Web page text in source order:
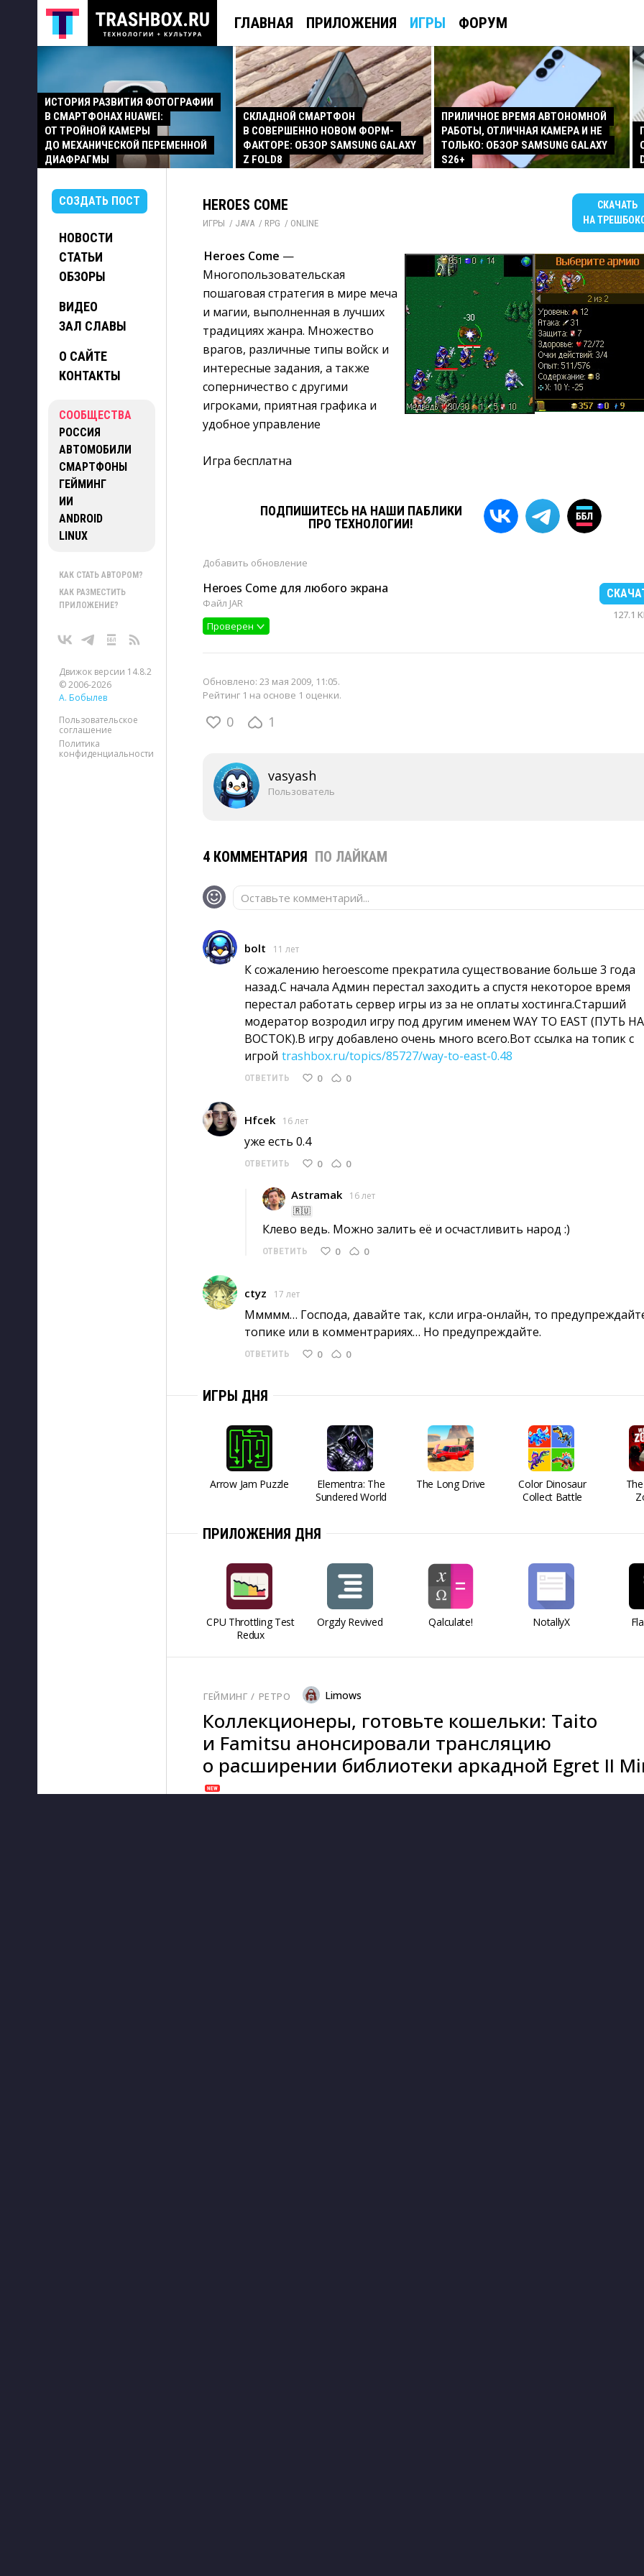
ГЛАВНАЯ ПРИЛОЖЕНИЯ ИГРЫ ФОРУМ
ИСТОРИЯ РАЗВИТИЯ ФОТОГРАФИИ
В СМАРТФОНАХ HUAWEI:
ОТ ТРОЙНОЙ КАМЕРЫ
ДО МЕХАНИЧЕСКОЙ ПЕРЕМЕННОЙ
ДИАФРАГМЫ
СКЛАДНОЙ СМАРТФОН
В СОВЕРШЕННО НОВОМ ФОРМ-
ФАКТОРЕ: ОБЗОР SAMSUNG GALAXY
Z FOLD8
ПРИЛИЧНОЕ ВРЕМЯ АВТОНОМНОЙ
РАБОТЫ, ОТЛИЧНАЯ КАМЕРА И НЕ
ТОЛЬКО: ОБЗОР SAMSUNG GALAXY
S26+
СОЗДАТЬ ПОСТ
НОВОСТИ
СТАТЬИ
ОБЗОРЫ
ВИДЕО
ЗАЛ СЛАВЫ
О САЙТЕ
КОНТАКТЫ
СООБЩЕСТВА
РОССИЯ
АВТОМОБИЛИ
СМАРТФОНЫ
ГЕЙМИНГ
ИИ
ANDROID
LINUX
КАК СТАТЬ АВТОРОМ?
КАК РАЗМЕСТИТЬ
ПРИЛОЖЕНИЕ?
Движок версии 14.8.2
© 2006-2026
А. Бобылев
Пользовательское
соглашение
Политика
конфиденциальности
HEROES COME
ИГРЫ / JAVA / RPG / ONLINE
СКАЧАТЬ
НА
Heroes Come —
Многопользовательская
пошаговая стратегия в мире меча
и магии, выполненная в лучших
традициях жанра. Множество
врагов, различные типы войск и
интересные задания, а также
соперничество с другими
игроками, приятная графика и
удобное управление
Игра бесплатна
ПОДПИШИТЕСЬ НА НАШИ ПАБЛИКИ
ПРО ТЕХНОЛОГИИ!
Добавить обновление
Heroes Come для любого экрана
Файл JAR
Проверен
127.1
Обновлено: 23 мая 2009, 11:05.
Рейтинг 1 на основе 1 оценки.
0 1
vasyash
Пользователь
4 КОММЕНТАРИЯ ПО ЛАЙКАМ
Оставьте комментарий...
bolt 11 лет
К сожалению heroescome прекратила существование больше 3 года
назад.С начала Админ перестал заходить а спустя некоторое время
перестал работать сервер игры из за не оплаты хостинга.Старший
модератор возродил игру под другим именем WAY TO EAST (ПУТЬ НА
ВОСТОК).В игру добавлено очень много всего.Вот ссылка на топик с
игрой trashbox.ru/topics/85727/way-to-east-0.48
ОТВЕТИТЬ 0 0
Hfcek 16 лет
уже есть 0.4
ОТВЕТИТЬ 0 0
Astramak
16 лет
🇷🇺
Клево ведь. Можно залить её и осчастливить народ :)
ОТВЕТИТЬ 0 0
ctyz 17 лет
Ммммм… Господа, давайте так, ксли игра-онлайн, то
топике или в комментрариях… Но предупреждайте.
ОТВЕТИТЬ 0 0
ИГРЫ ДНЯ
Arrow Jam Puzzle
Elementra: The
Sundered World
The Long Drive
Color Dinosaur
Collect Battle
ПРИЛОЖЕНИЯ ДНЯ
CPU Throttling Test
Redux
Orgzly Revived Qalculate! NotallyX
ГЕЙМИНГ / РЕТРО Limows
Коллекционеры, готовьте кошельки: Taito
и Famitsu анонсировали трансляцию
о расширении библиотеки аркадной Egret II